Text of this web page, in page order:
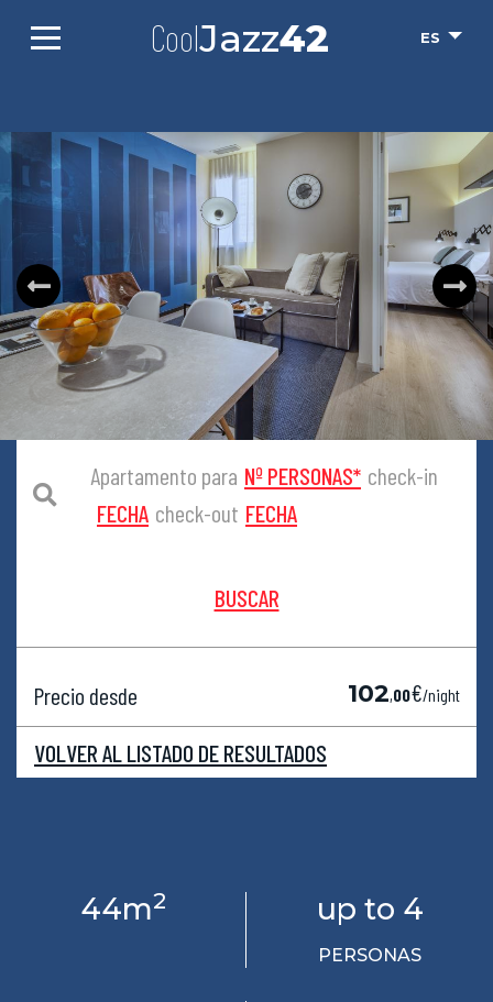
CoolJazz42 ES
44m2 up to 4
PERSONAS
Apartamento para Nº PERSONAS* check-in
FECHA check-out FECHA
BUSCAR
Precio desde 102,00€/night
VOLVER AL LISTADO DE RESULTADOS